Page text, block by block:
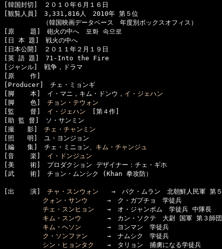
[韓国封切]　２０１０年６月１６日
[観覧人員]　3,331,816人　2010年 第５位
（韓国映画データベース　年度別ボックスオフィス）
[原    題]　砲火の中へ　포화 속으로
[日 本 題]　戦火の中へ
[日本公開]　２０１１年２月１９日
[英 語 題]　71-Into the Fire
[ジャンル]　戦争，ドラマ
[原    作]
[Producer]　チェ・ミョンギ
[脚    本]　イ・マニ，キム・ドンウ， イ・ジェハン
[脚    色] チョン・テウォン
[監    督] イ・ジェハン [第４作]
[助 監 督]　ソ・サンミン
[撮　　影] チェ・チャンミン
[照　　明]　ユ・ヨンジョン
[編　　集]　チェ・ミニョン、 キム・チャンジュ
[音    楽] イ・ドンジュン
[美    術]　プロダクション デザイナー：チェ・ギホ
[武    術]　チョン・ムンシク (Khan 拳攻防）
[出    演] チャ・スンウォン →　パク・ムラン　北朝鮮人民軍 第
クォン・サンウ
→　ク・ガプチョ　学徒兵
チェ・スンヒョン →　オ・ジャンボム　学徒兵 中隊長
キム・スンウ
→　カン・ソクテ　大尉 国軍 第３師団
キム・ヘソン →　ヨンマン　学徒兵
ク・ソンファン →　ナムシク　学徒兵
シン・ヒョンタク
→　タリョン　捕虜になる学徒兵